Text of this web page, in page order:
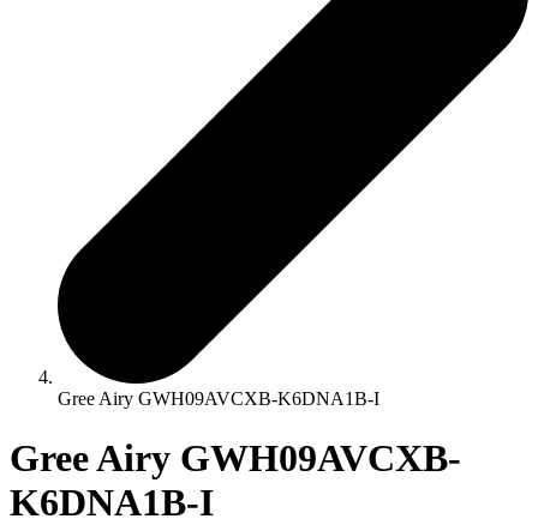
Gree Airy GWH09AVCXB-K6DNA1B-I
Gree Airy GWH09AVCXB-
K6DNA1B-I